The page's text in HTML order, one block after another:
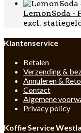
LemonSoda -
excl.
Klantenservice
Betalen
Verzending &
Annuleren &
Contact
Algemene
Privacy policy
Koffie Service